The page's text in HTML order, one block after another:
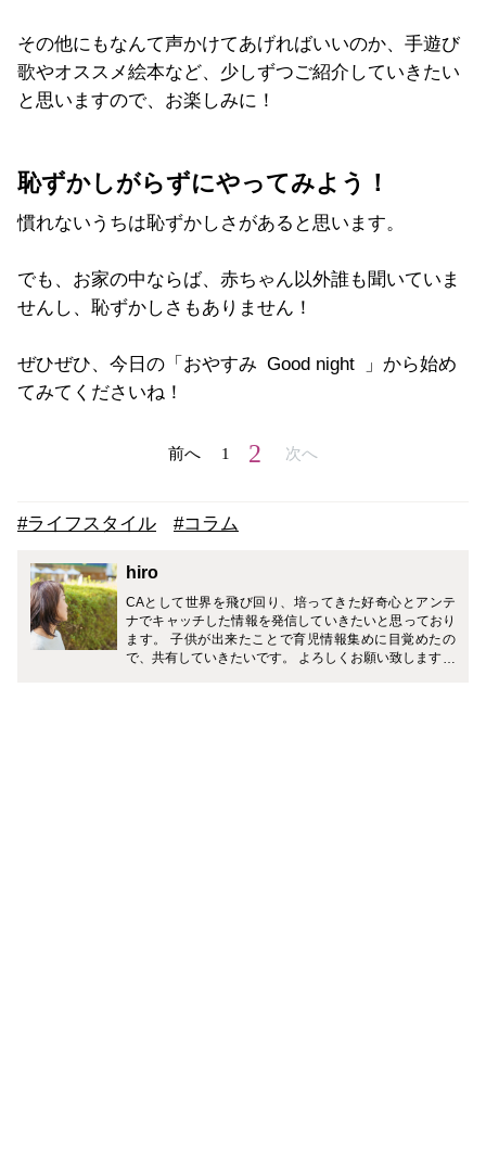
その他にもなんて声かけてあげればいいのか、手遊び
歌やオススメ絵本など、少しずつご紹介していきたい
と思いますので、お楽しみに！
恥ずかしがらずにやってみよう！
慣れないうちは恥ずかしさがあると思います。
でも、お家の中ならば、赤ちゃん以外誰も聞いていま
せんし、恥ずかしさもありません！
ぜひぜひ、今日の「おやすみ Good night
」から始め
てみてくださいね！
前へ 1 2 次へ
#ライフスタイル #コラム
hiro
CAとして世界を飛び回り、培ってきた好奇心とアンテ
ナでキャッチした情報を発信していきたいと思っており
ます。 子供が出来たことで育児情報集めに目覚めたの
で、共有していきたいです。 よろしくお願い致します。